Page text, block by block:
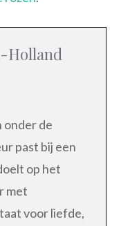
Holland
onder de
past bij een
op het
met
voor liefde,